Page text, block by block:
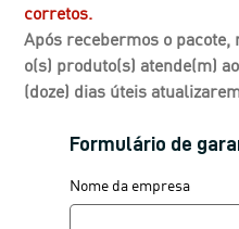
corretos.
Após recebermos o
o(s) produto(s) atende(m)
(doze) dias úteis
Formulário de
Nome da empresa